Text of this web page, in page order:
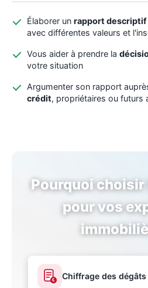
Élaborer un rapport descriptif
avec différentes valeurs et
Vous aider à prendre la
votre situation
Argumenter son rapport
crédit, propriétaires ou futurs
Pourquoi choisir
pour vos
€ Chiffrage des